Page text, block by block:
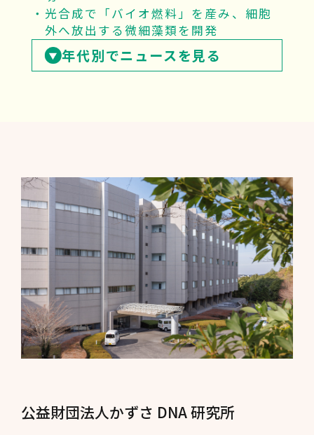
光合成で「バイオ燃料」を産み、細胞
外へ放出する微細藻類を開発
年代別でニュースを見る
公益財団法人かずさ DNA 研究所